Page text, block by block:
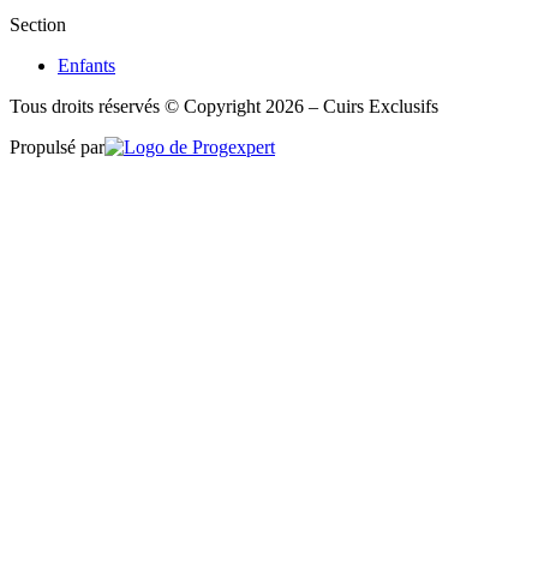
Section
Enfants
Tous droits réservés © Copyright 2026 – Cuirs Exclusifs
Propulsé par